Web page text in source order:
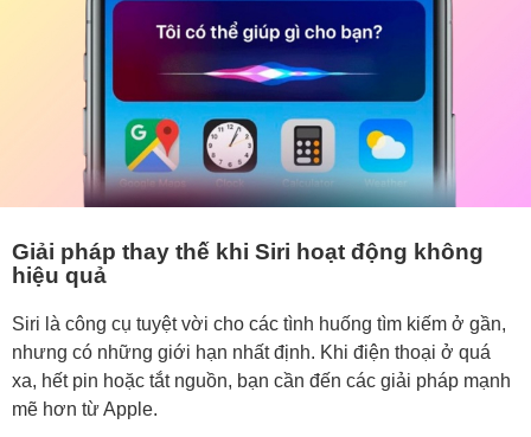
Giải pháp thay thế khi Siri hoạt động không
hiệu quả
Siri là công cụ tuyệt vời cho các tình huống tìm kiếm ở gần,
nhưng có những giới hạn nhất định. Khi điện thoại ở quá
xa, hết pin hoặc tắt nguồn, bạn cần đến các giải pháp mạnh
mẽ hơn từ Apple.